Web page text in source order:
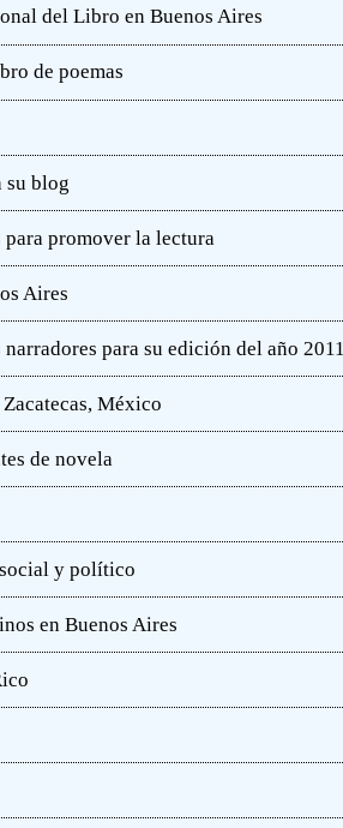
del Libro en Buenos Aires
de poemas
su blog
promover la lectura
Aires
para su edición del año 2011
México
de novela
y político
en Buenos Aires